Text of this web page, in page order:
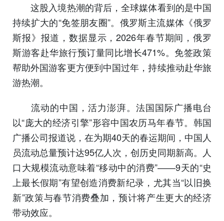
这股入境热潮的背后，全球媒体看到的是中国
持续扩大的“免签朋友圈”。俄罗斯主流媒体《俄罗
斯报》报道，数据显示，2026年春节期间，俄罗
斯游客赴华旅行预订量同比增长471%。免签政策
帮助外国游客更方便到中国过年，持续推动赴华旅
游热潮。
流动的中国，活力澎湃。法国国际广播电台
以“庞大的经济引擎”形容中国农历马年春节。韩国
广播公司报道说，在为期40天的春运期间，中国人
员流动总量预计达95亿人次，创历史同期新高。人
口大规模流动意味着“移动中的消费”——9天的“史
上最长假期”有望创造消费新纪录，尤其当“以旧换
新”政策与春节消费叠加，预计将产生更大的经济
带动效应。